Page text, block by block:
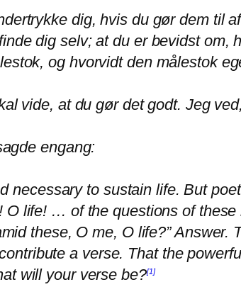
dig, hvis du gør dem til
dig selv; at du er bevidst om,
og hvorvidt den målestok
vide, at du gør det godt. Jeg
engang:
to sustain life. But
O life! … of the questions of
these, O me, O life?” Answer.
a verse. That the
will your verse be?[1]